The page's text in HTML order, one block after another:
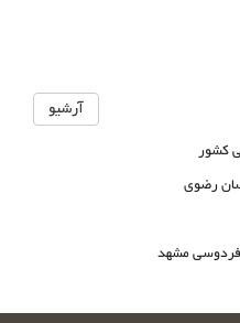
آرشیو
کشور
رضوی
فردوسی مشهد